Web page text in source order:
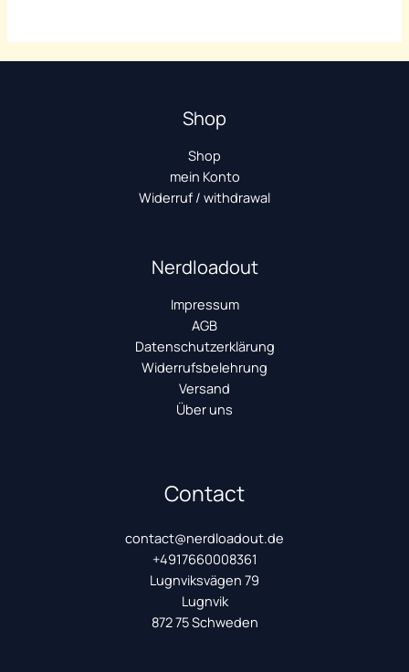
Shop
Shop
mein Konto
Widerruf / withdrawal
Nerdloadout
Impressum
AGB
Datenschutzerklärung
Widerrufsbelehrung
Versand
Über uns
Contact
contact@nerdloadout.de
+4917660008361
Lugnviksvägen 79
Lugnvik
872 75 Schweden